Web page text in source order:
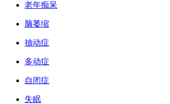
老年痴呆
脑萎缩
抽动症
多动症
自闭症
失眠